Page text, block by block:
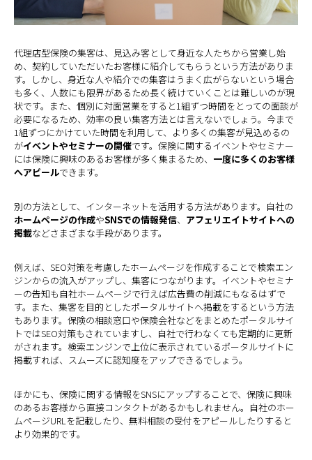
代理店型保険の集客は、見込み客として身近な人たちから営業し始
め、契約していただいたお客様に紹介してもらうという方法がありま
す。しかし、身近な人や紹介での集客はうまく広がらないという場合
も多く、人数にも限界があるため長く続けていくことは難しいのが現
状です。また、個別に対面営業をすると1組ずつ時間をとっての面談が
必要になるため、効率の良い集客方法とは言えないでしょう。今まで
1組ずつにかけていた時間を利用して、より多くの集客が見込めるの
がイベントやセミナーの開催です。保険に関するイベントやセミナー
には保険に興味のあるお客様が多く集まるため、 一度に多くのお客様
へアピールできます。
別の方法として、インターネットを活用する方法があります。自社の
ホームページの作成やSNSでの情報発信、 アフェリエイトサイトへの
掲載などさまざまな手段があります。
例えば、SEO対策を考慮したホームページを作成することで検索エン
ジンからの流入がアップし、集客につながります。イベントやセミナ
ーの告知も自社ホームページで行えば広告費の削減にもなるはずで
す。また、集客を目的としたポータルサイトへ掲載をするという方法
もあります。保険の相談窓口や保険会社などをまとめたポータルサイ
トではSEO対策もされていますし、自社で行わなくても定期的に更新
がされます。検索エンジンで上位に表示されているポータルサイトに
掲載すれば、スムーズに認知度をアップできるでしょう。
ほかにも、保険に関する情報をSNSにアップすることで、保険に興味
のあるお客様から直接コンタクトがあるかもしれません。自社のホー
ムページURLを記載したり、無料相談の受付をアピールしたりすると
より効果的です。